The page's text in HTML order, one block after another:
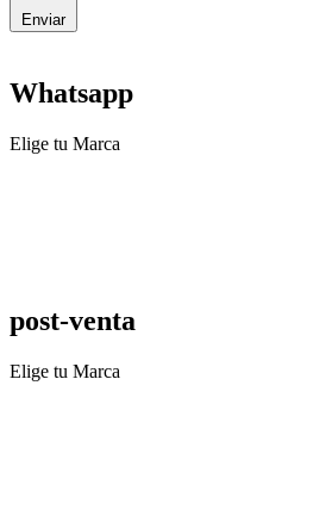
Enviar
Whatsapp
Elige tu Marca
post-venta
Elige tu Marca